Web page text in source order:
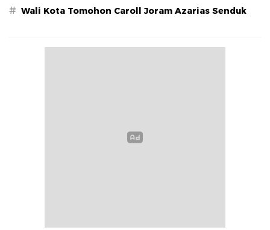
# Wali Kota Tomohon Caroll Joram Azarias Senduk